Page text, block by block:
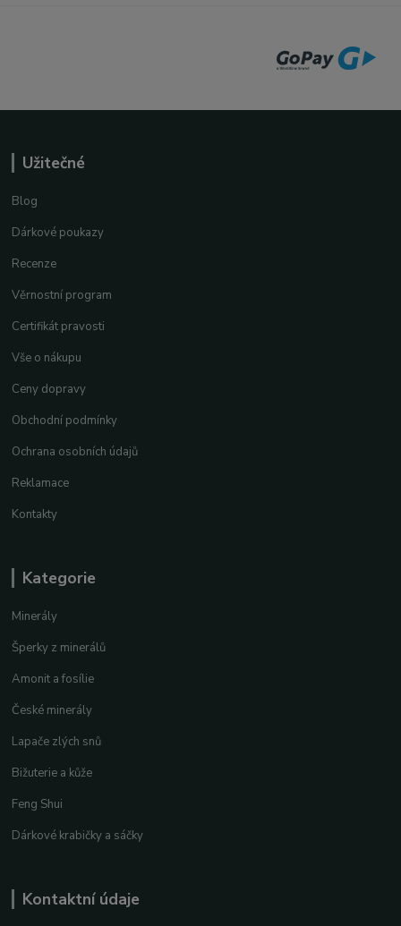
Užitečné
Blog
Dárkové poukazy
Recenze
Věrnostní program
Certifikát pravosti
Vše o nákupu
Ceny dopravy
Obchodní podmínky
Ochrana osobních údajů
Reklamace
Kontakty
Kategorie
Minerály
Šperky z minerálů
Amonit a fosílie
České minerály
Lapače zlých snů
Bižuterie a kůže
Feng Shui
Dárkové krabičky a sáčky
Kontaktní údaje